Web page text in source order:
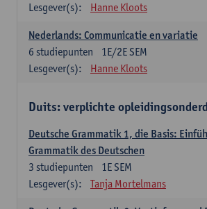
Lesgever(s):
Hanne Kloots
Nederlands: Communicatie en variatie
1E/2E SEM
6 studiepunten
Lesgever(s):
Hanne Kloots
Duits: verplichte
Deutsche Grammatik 1, die Basis:
Grammatik des Deutschen
1E SEM
3 studiepunten
Lesgever(s):
Tanja Mortelmans